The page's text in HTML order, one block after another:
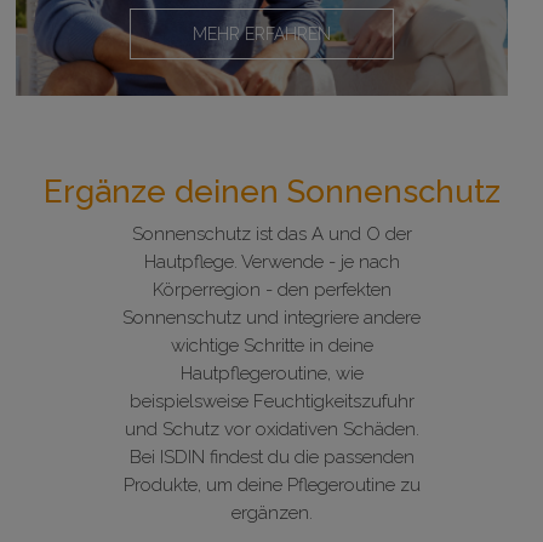
MEHR ERFAHREN
Ergänze deinen Sonnenschutz
Sonnenschutz ist das A und O der
Hautpflege. Verwende - je nach
Körperregion - den perfekten
Sonnenschutz und integriere andere
wichtige Schritte in deine
Hautpflegeroutine, wie
beispielsweise Feuchtigkeitszufuhr
und Schutz vor oxidativen Schäden.
Bei ISDIN findest du die passenden
Produkte, um deine Pflegeroutine zu
ergänzen.